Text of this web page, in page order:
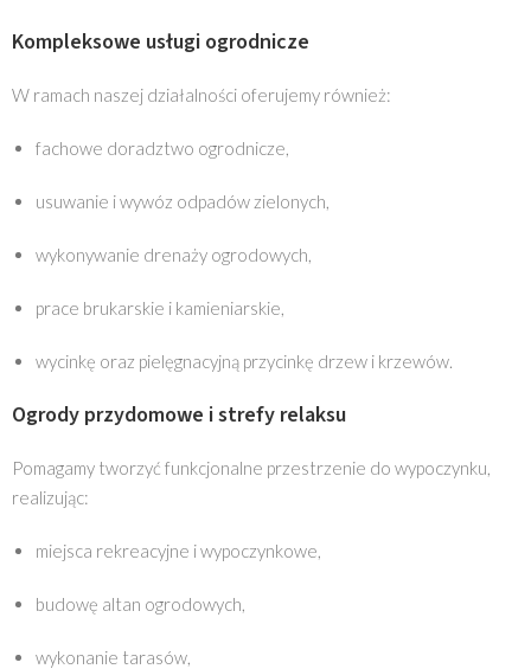
Kompleksowe usługi ogrodnicze
W ramach naszej działalności oferujemy również:
fachowe doradztwo ogrodnicze,
usuwanie i wywóz odpadów zielonych,
wykonywanie drenaży ogrodowych,
prace brukarskie i kamieniarskie,
wycinkę oraz pielęgnacyjną przycinkę drzew i krzewów.
Ogrody przydomowe i strefy relaksu
Pomagamy tworzyć funkcjonalne przestrzenie do wypoczynku,
realizując:
miejsca rekreacyjne i wypoczynkowe,
budowę altan ogrodowych,
wykonanie tarasów,